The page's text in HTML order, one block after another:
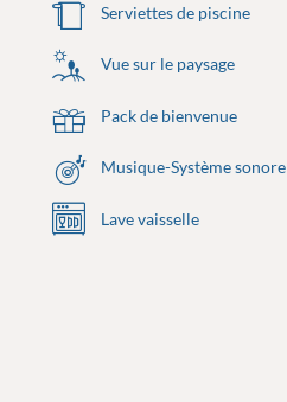
Serviettes de piscine
Vue sur le paysage
Pack de bienvenue
Musique-Système sonore
Lave vaisselle